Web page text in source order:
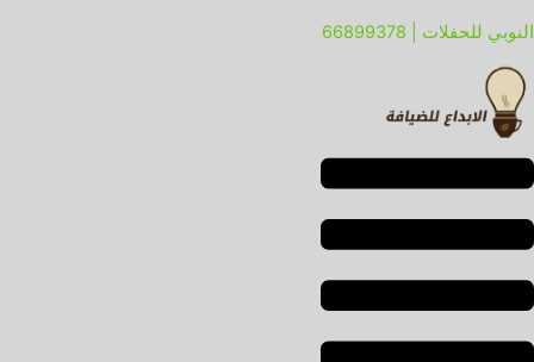
إلى
المحتوى
النوبي للحفلات | 66899378